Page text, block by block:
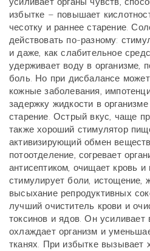
избытке – повышает
чесотку и раннее старение.
действовать по-разному:
и даже, как слабительное
удерживает воду в организме,
боль. Но при дисбалансе
кожные заболевания,
задержку жидкости в
старение. Острый вкус, чаще
также хороший стимулятор
активизирующий обмен
потоотделение, согревает
антисептиком, очищает кровь
стимулирует боли, истощение,
высыхание репродуктивных
лучший очиститель крови и
токсинов и ядов. Он усиливает
охлаждает организм и
тканях. При избытке вызывает